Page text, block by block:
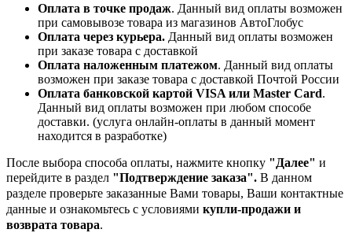
Оплата в точке продаж. Данный вид оплаты возможен
при самовывозе товара из магазинов АвтоГлобус
Оплата через курьера. Данный вид оплаты возможен
при заказе товара с доставкой
Оплата наложенным платежом. Данный вид оплаты
возможен при заказе товара с доставкой Почтой России
Оплата банковской картой VISA или Master Card.
Данный вид оплаты возможен при любом способе
доставки. (услуга онлайн-оплаты в данный момент
находится в разработке)
После выбора способа оплаты, нажмите кнопку "Далее" и
перейдите в раздел "Подтверждение заказа". В данном
разделе проверьте заказанные Вами товары, Ваши контактные
данные и ознакомьтесь с условиями купли-продажи и
возврата товара.